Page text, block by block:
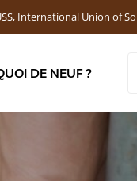
International Union of
DE NEUF ?